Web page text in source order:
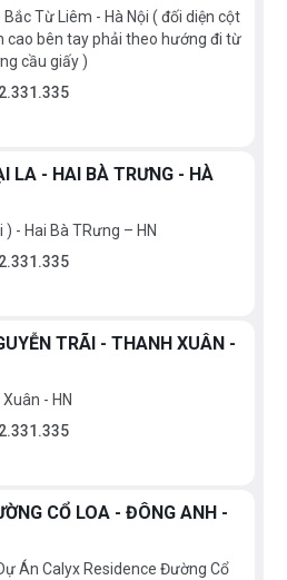
Từ Liêm - Hà Nội ( đối diện cột
cao bên tay phải theo hướng đi từ
cầu giấy )
LA - HAI BÀ TRƯNG - HÀ
- Hai Bà TRưng – HN
TRÃI - THANH XUÂN -
- HN
CỔ LOA - ĐÔNG ANH -
Án Calyx Residence Đường Cổ